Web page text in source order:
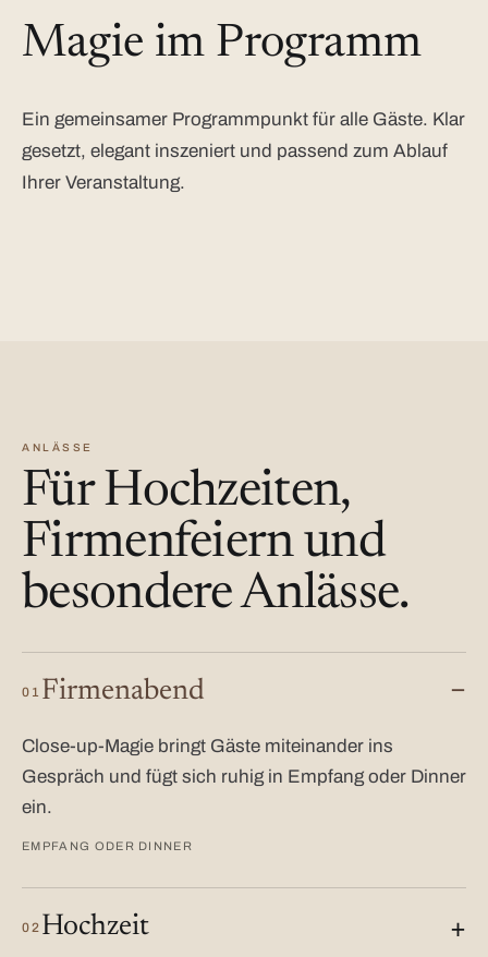
Magie im Programm
Ein gemeinsamer Programmpunkt für alle Gäste. Klar
gesetzt, elegant inszeniert und passend zum Ablauf
Ihrer Veranstaltung.
ANLÄSSE
Für Hochzeiten,
Firmenfeiern und
besondere Anlässe.
01 Firmenabend
Close-up-Magie bringt Gäste miteinander ins
Gespräch und fügt sich ruhig in Empfang oder Dinner
ein.
EMPFANG ODER DINNER
02 Hochzeit